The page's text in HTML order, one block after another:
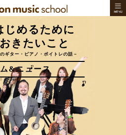
じめるために
きたいこと
ギター・ピアノ・ボイトレの話－
&ニュース